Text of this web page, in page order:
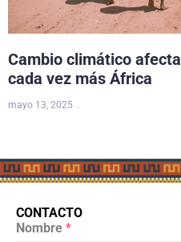
Cambio climático afecta
cada vez más África
mayo 13, 2025
CONTACTO
Nombre *